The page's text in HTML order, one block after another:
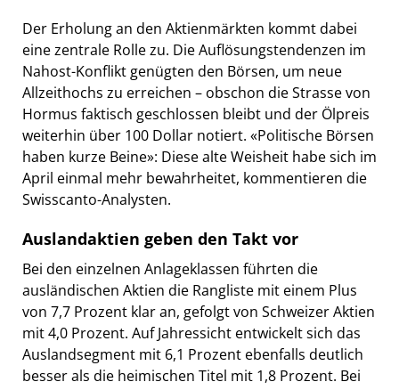
Der Erholung an den Aktienmärkten kommt dabei
eine zentrale Rolle zu. Die Auflösungstendenzen im
Nahost-Konflikt genügten den Börsen, um neue
Allzeithochs zu erreichen – obschon die Strasse von
Hormus faktisch geschlossen bleibt und der Ölpreis
weiterhin über 100 Dollar notiert. «Politische Börsen
haben kurze Beine»: Diese alte Weisheit habe sich im
April einmal mehr bewahrheitet, kommentieren die
Swisscanto-Analysten.
Auslandaktien geben den Takt vor
Bei den einzelnen Anlageklassen führten die
ausländischen Aktien die Rangliste mit einem Plus
von 7,7 Prozent klar an, gefolgt von Schweizer Aktien
mit 4,0 Prozent. Auf Jahressicht entwickelt sich das
Auslandsegment mit 6,1 Prozent ebenfalls deutlich
besser als die heimischen Titel mit 1,8 Prozent. Bei